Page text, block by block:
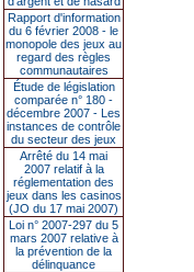
Rapport d'information
du 6 février 2008 - le
monopole des jeux au
regard des règles
communautaires
Étude de législation
comparée n° 180 -
décembre 2007 - Les
instances de contrôle
du secteur des jeux
Arrêté du 14 mai
2007 relatif à la
réglementation des
jeux dans les casinos
(JO du 17 mai 2007)
Loi n° 2007-297 du 5
mars 2007 relative à
la prévention de la
délinquance